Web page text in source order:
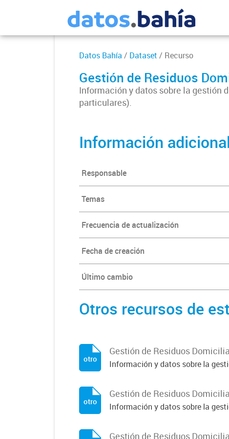
Datos Bahía / Dataset / Recurso
Gestión de Residuos
Información y datos sobre la gestión
particulares).
Información adicional
Responsable
Temas
Frecuencia de actualización
Fecha de creación
Último cambio
Otros recursos de
Gestión de Residuos
Información y datos sobre la
otro
Gestión de Residuos
Información y datos sobre la
otro
Gestión de Residuos